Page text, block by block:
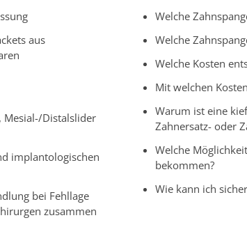
aus
Mesial-/Distalslider
implantologischen
bei Fehllage
zusammen
Welche
Welche
Welche Kosten
Mit welchen
Warum ist eine
Zahnersatz- oder
Welche
bekommen?
Wie kann ich